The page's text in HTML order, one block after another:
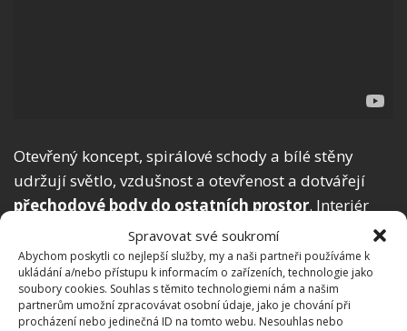
Spravovat své soukromí
Abychom poskytli co nejlepší služby, my a naši partneři používáme k
ukládání a/nebo přístupu k informacím o zařízeních, technologie jako
soubory cookies. Souhlas s těmito technologiemi nám a našim
partnerům umožní zpracovávat osobní údaje, jako je chování při
procházení nebo jedinečná ID na tomto webu. Nesouhlas nebo
Otevřený koncept, spirálové schody a bílé stěny
udržují světlo, vzdušnost a otevřenost a dotvářejí
přechodové body do ostatních prostor. Interiér
s exteriérem propojují velké francouzské skleněné
dveře, které zároveň přivádějí severní světlo do
obývacího prostoru.
A jak byl řešen exteriér